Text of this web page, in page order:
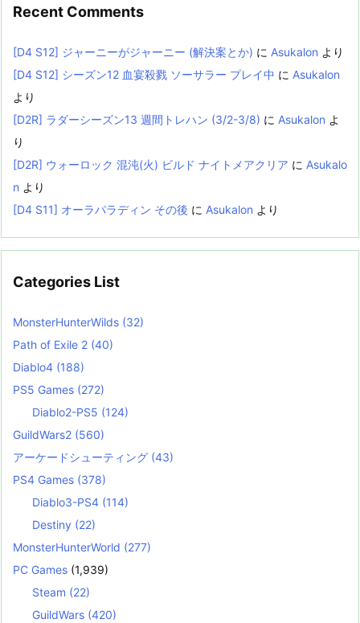
Recent Comments
[D4 S12] ジャーニーがジャーニー (解決案とか) に Asukalon より
[D4 S12] シーズン12 血宴殺戮 ソーサラー プレイ中 に Asukalon
より
[D2R] ラダーシーズン13 週間トレハン (3/2-3/8) に Asukalon よ
り
[D2R] ウォーロック 混沌(火) ビルド ナイトメアクリア に Asukalo
n より
[D4 S11] オーラパラディン その後 に Asukalon より
Categories List
MonsterHunterWilds (32)
Path of Exile 2 (40)
Diablo4 (188)
PS5 Games (272)
Diablo2-PS5 (124)
GuildWars2 (560)
アーケードシューティング (43)
PS4 Games (378)
Diablo3-PS4 (114)
Destiny (22)
MonsterHunterWorld (277)
PC Games (1,939)
Steam (22)
GuildWars (420)